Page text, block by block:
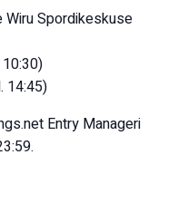
Spordikeskuse
14:45)
Entry Manageri